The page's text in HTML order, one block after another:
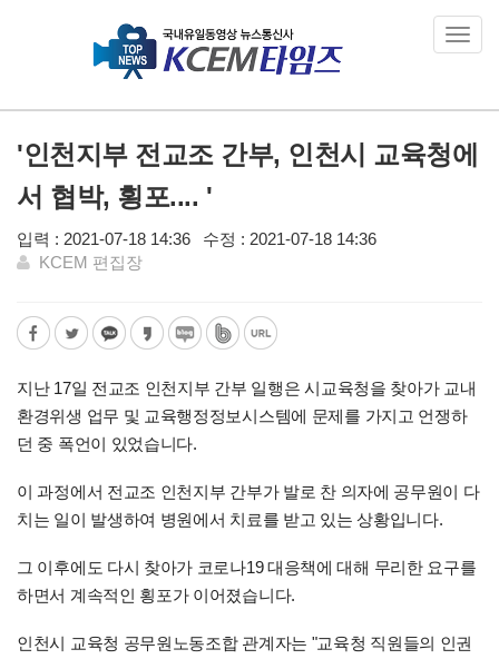
'인천지부 전교조 간부, 인천시 교육청에
서 협박, 횡포.... '
입력 : 2021-07-18 14:36
수정 : 2021-07-18 14:36
KCEM 편집장
지난 17일 전교조 인천지부 간부 일행은 시교육청을 찾아가 교내
환경위생 업무 및 교육행정정보시스템에 문제를 가지고 언쟁하
던 중 폭언이 있었습니다.
이 과정에서 전교조 인천지부 간부가 발로 찬 의자에 공무원이 다
치는 일이 발생하여 병원에서 치료를 받고 있는 상황입니다.
그 이후에도 다시 찾아가 코로나19 대응책에 대해 무리한 요구를
하면서 계속적인 횡포가 이어졌습니다.
인천시 교육청 공무원노동조합 관계자는 "교육청 직원들의 인권